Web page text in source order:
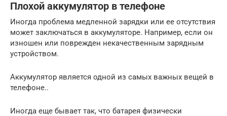
Плохой аккумулятор в телефоне
Иногда проблема медленной зарядки или ее отсутствия
может заключаться в аккумуляторе. Например, если он
изношен или поврежден некачественным зарядным
устройством.
Аккумулятор является одной из самых важных вещей в
телефоне..
Иногда еще бывает так, что батарея физически